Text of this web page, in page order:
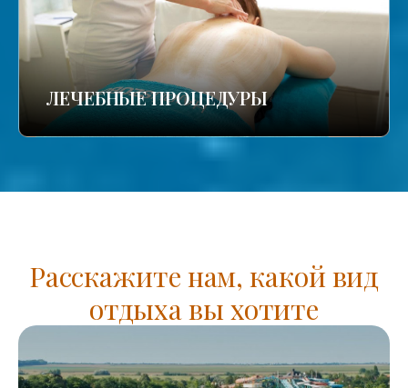
ЛЕЧЕБНЫЕ ПРОЦЕДУРЫ
Расскажите нам, какой вид
отдыха вы хотите